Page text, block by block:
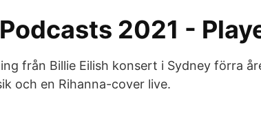
2021 -
från Billie Eilish konsert i Sydney förra
och en Rihanna-cover live.